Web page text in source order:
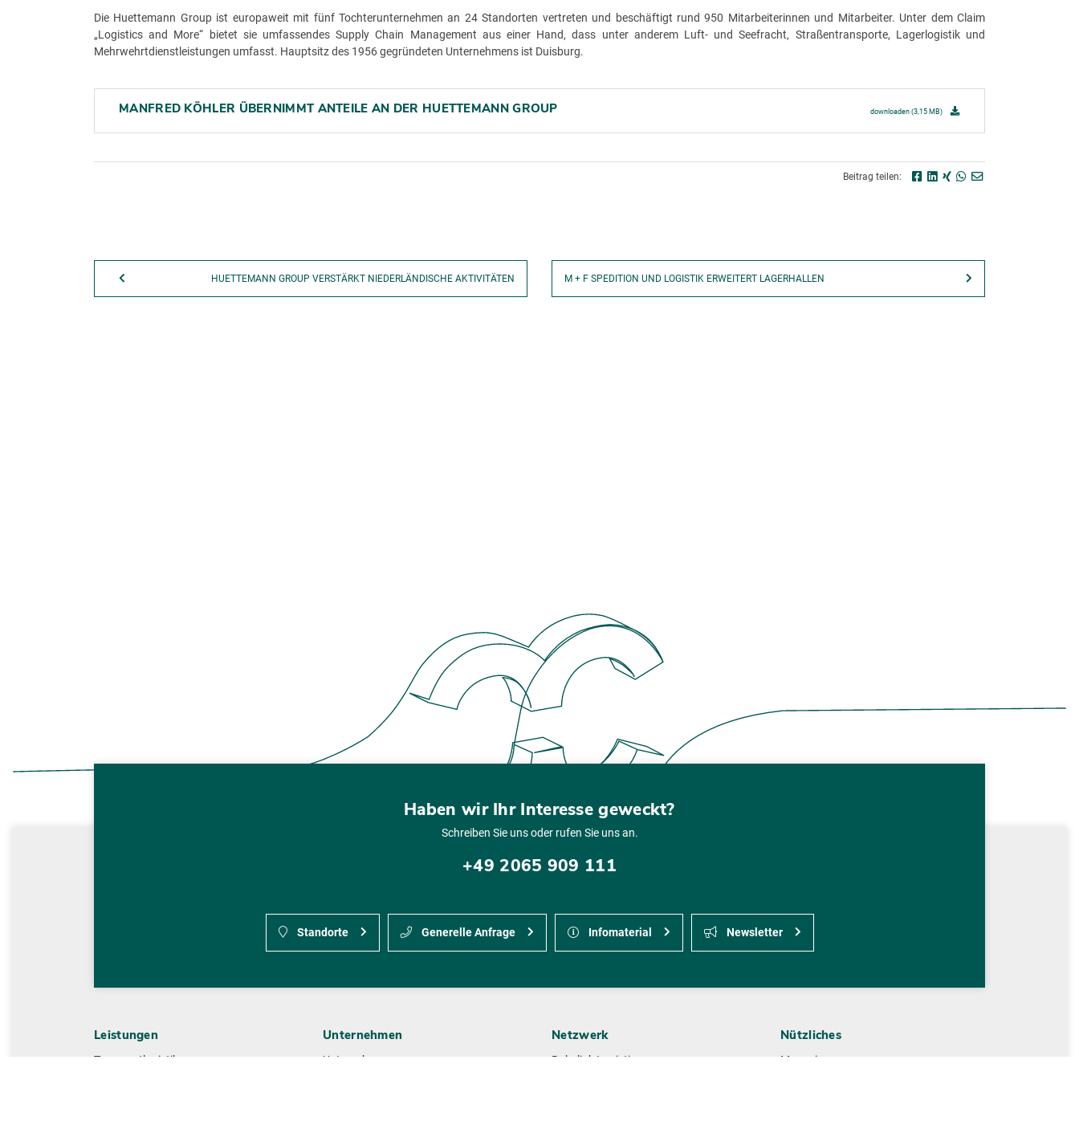
Die Huettemann Group ist europaweit mit fünf Tochterunternehmen an 24 Standorten vertreten und beschäftigt rund 950 Mitarbeiterinnen und Mitarbeiter. Unter dem Claim
„Logistics and More“ bietet sie umfassendes Supply Chain Management aus einer Hand, dass unter anderem Luft- und Seefracht, Straßentransporte, Lagerlogistik und
Mehrwehrtdienstleistungen umfasst. Hauptsitz des 1956 gegründeten Unternehmens ist Duisburg.
MANFRED KÖHLER ÜBERNIMMT ANTEILE AN DER HUETTEMANN GROUP downloaden (3,15 MB)
Beitrag teilen:
HUETTEMANN GROUP VERSTÄRKT NIEDERLÄNDISCHE AKTIVITÄTEN M + F SPEDITION UND LOGISTIK ERWEITERT LAGERHALLEN
Haben wir Ihr Interesse geweckt?
Schreiben Sie uns oder rufen Sie uns an.
+49 2065 909 111
Standorte Generelle Anfrage Infomaterial Newsletter
Leistungen
Transportlogistik
Unternehmen
Unternehmensgruppe
Netzwerk
Rabelink Logistics
Nützliches
Magazin